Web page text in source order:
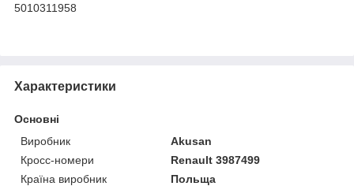
5010311958
Характеристики
Основні
Виробник
Akusan
Кросс-номери
Renault 3987499
Країна виробник
Польща